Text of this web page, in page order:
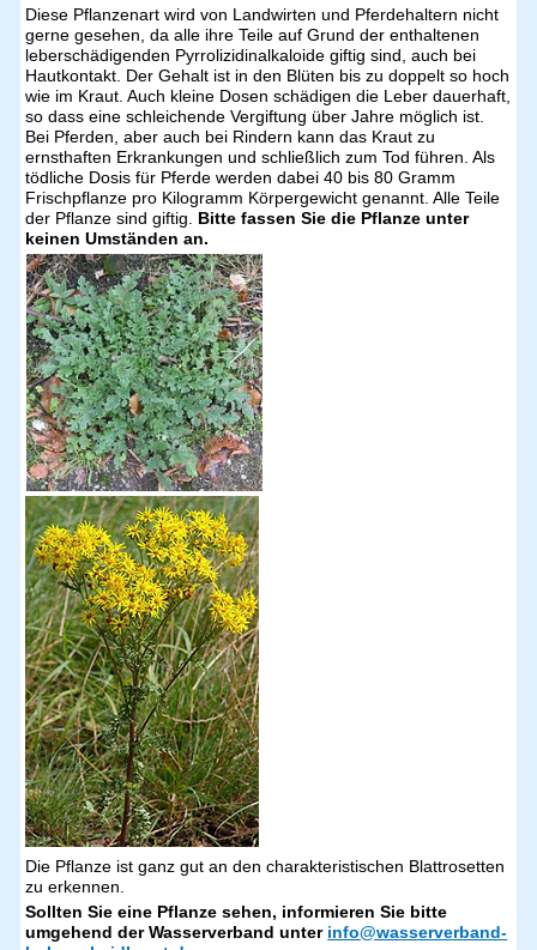
Diese Pflanzenart wird von Landwirten und Pferdehaltern nicht
gerne gesehen, da alle ihre Teile auf Grund der enthaltenen
leberschädigenden Pyrrolizidinalkaloide giftig sind, auch bei
Hautkontakt. Der Gehalt ist in den Blüten bis zu doppelt so hoch
wie im Kraut. Auch kleine Dosen schädigen die Leber dauerhaft,
so dass eine schleichende Vergiftung über Jahre möglich ist.
Bei Pferden, aber auch bei Rindern kann das Kraut zu
ernsthaften Erkrankungen und schließlich zum Tod führen. Als
tödliche Dosis für Pferde werden dabei 40 bis 80 Gramm
Frischpflanze pro Kilogramm Körpergewicht genannt. Alle Teile
der Pflanze sind giftig. Bitte fassen Sie die Pflanze unter
keinen Umständen an.
Die Pflanze ist ganz gut an den charakteristischen Blattrosetten
zu erkennen.
Sollten Sie eine Pflanze sehen, informieren Sie bitte
umgehend der Wasserverband unter info@wasserverband-